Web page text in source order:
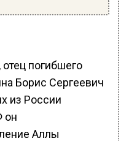
погибшего
Борис Сергеевич
из России
он
Аллы